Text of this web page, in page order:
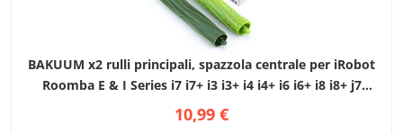
BAKUUM x2 rulli principali, spazzola centrale per iRobot
Roomba E & I Series i7 i7+ i3 i3+ i4 i4+ i6 i6+ i8 i8+ j7
j7+/Plus E5 E6 E7
10,99 €